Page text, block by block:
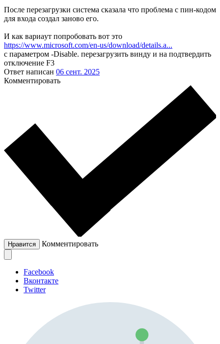
После перезагрузки система сказала что проблема с пин-кодом
для входа создал заново его.
И как вариаyт попробовать вот это
https://www.microsoft.com/en-us/download/details.a...
с параметром -Disable. перезагрузить винду и на подтвердить
отключение F3
Ответ написан 06 сент. 2025
Комментировать
Нравится Комментировать
Facebook
Вконтакте
Twitter